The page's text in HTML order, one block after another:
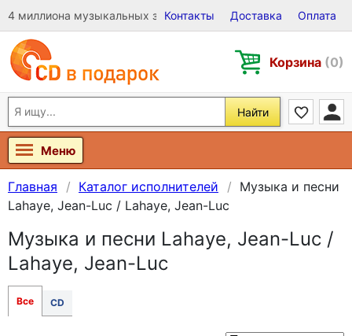
4 миллиона музыкальных записей на Виниле, CD и DVD
Контакты Доставка Оплата
Корзина (0)
Найти
Меню
Главная Каталог исполнителей
Музыка и песни
Lahaye, Jean-Luc / Lahaye, Jean-Luc
Музыка и песни Lahaye, Jean-Luc /
Lahaye, Jean-Luc
Все CD